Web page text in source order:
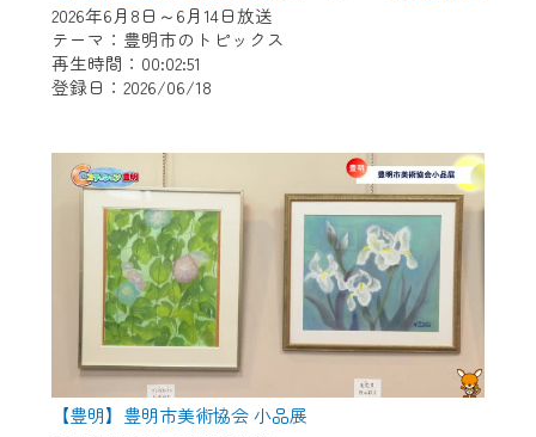
2026年6月8日～6月14日放送
テーマ：豊明市のトピックス
再生時間：00:02:51
登録日：2026/06/18
【豊明】豊明市美術協会 小品展